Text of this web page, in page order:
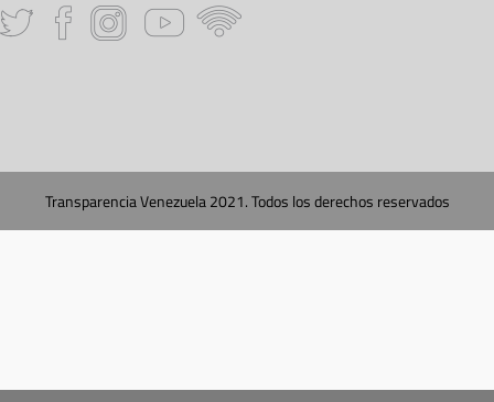
Transparencia Venezuela 2021. Todos los derechos reservados